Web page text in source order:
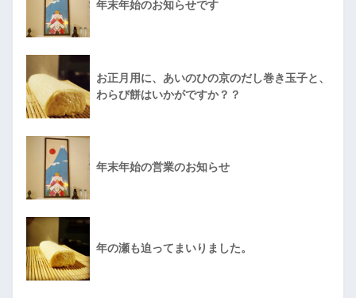
年末年始のお知らせです
お正月用に、あいのひの京のだし巻き玉子と、
わらび餅はいかがですか？？
年末年始の営業のお知らせ
年の瀬も迫ってまいりました。